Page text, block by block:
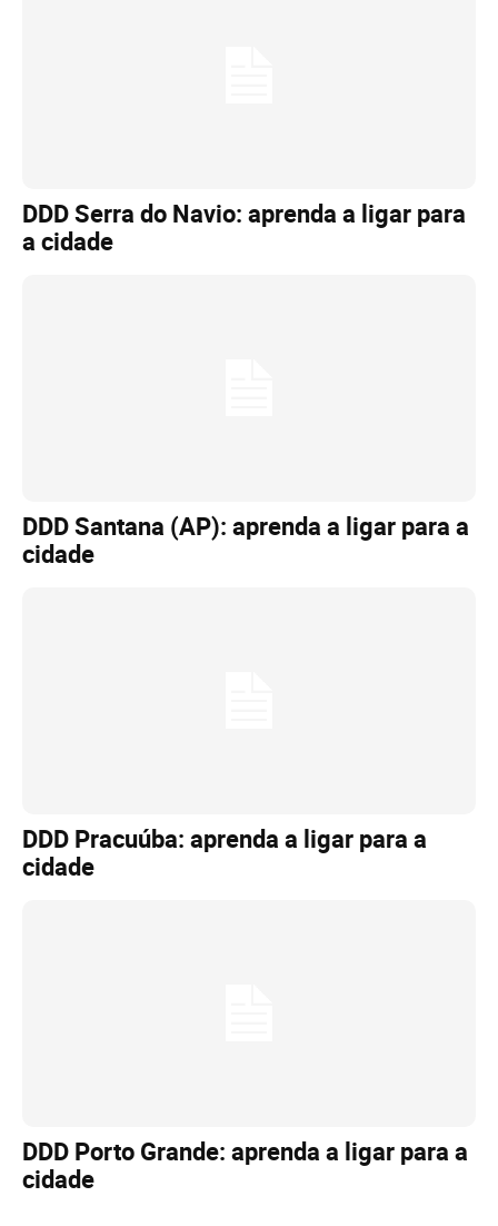
DDD Serra do Navio: aprenda a ligar para
a cidade
DDD Santana (AP): aprenda a ligar para a
cidade
DDD Pracuúba: aprenda a ligar para a
cidade
DDD Porto Grande: aprenda a ligar para a
cidade